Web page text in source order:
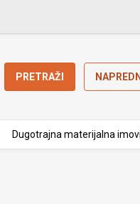
PRETRAŽI
Dugotrajna materijalna